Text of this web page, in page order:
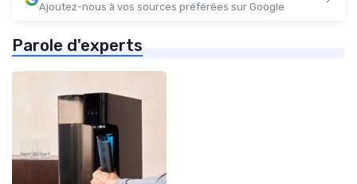
Ajoutez-nous à vos sources préférées sur Google
Parole d'experts